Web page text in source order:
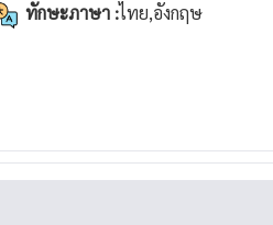
ทักษะภาษา :ไทย,อังกฤษ